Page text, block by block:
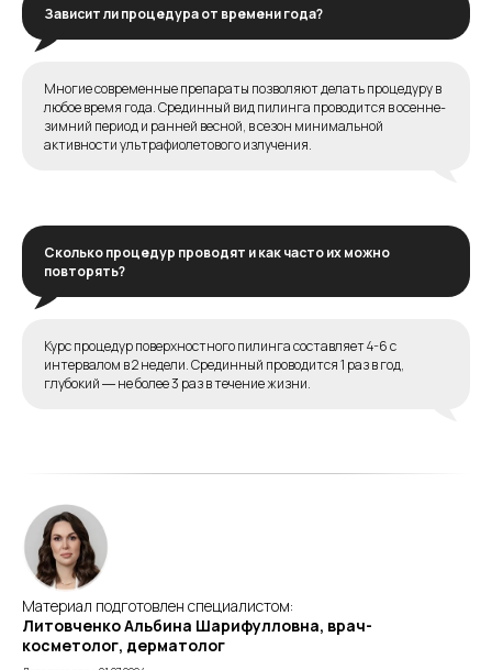
Зависит ли процедура от времени года?
Многие современные препараты позволяют делать процедуру в
любое время года. Срединный вид пилинга проводится в осенне-
зимний период и ранней весной, в сезон минимальной
активности ультрафиолетового излучения.
Сколько процедур проводят и как часто их можно
повторять?
Курс процедур поверхностного пилинга составляет 4-6 с
интервалом в 2 недели. Срединный проводится 1 раз в год,
глубокий ― не более 3 раз в течение жизни.
Материал подготовлен специалистом:
Литовченко Альбина Шарифулловна, врач-
косметолог, дерматолог